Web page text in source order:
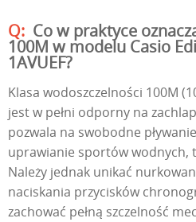
Co w praktyce
100M w modelu Casio
1AVUEF?
Klasa wodoszczelności 100M
jest w pełni odporny na
pozwala na swobodne
uprawianie sportów wodnych,
Należy jednak unikać
naciskania przycisków
zachować pełną szczelność